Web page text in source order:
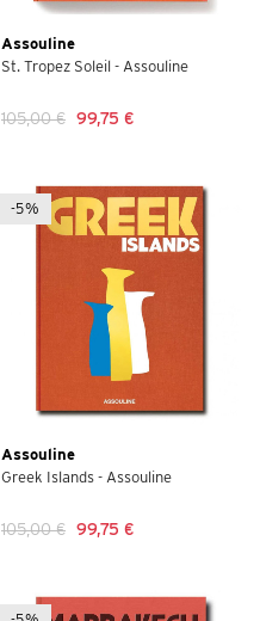
Assouline
St. Tropez Soleil - Assouline
105,00 € 99,75 €
-5%
Assouline
Greek Islands - Assouline
105,00 € 99,75 €